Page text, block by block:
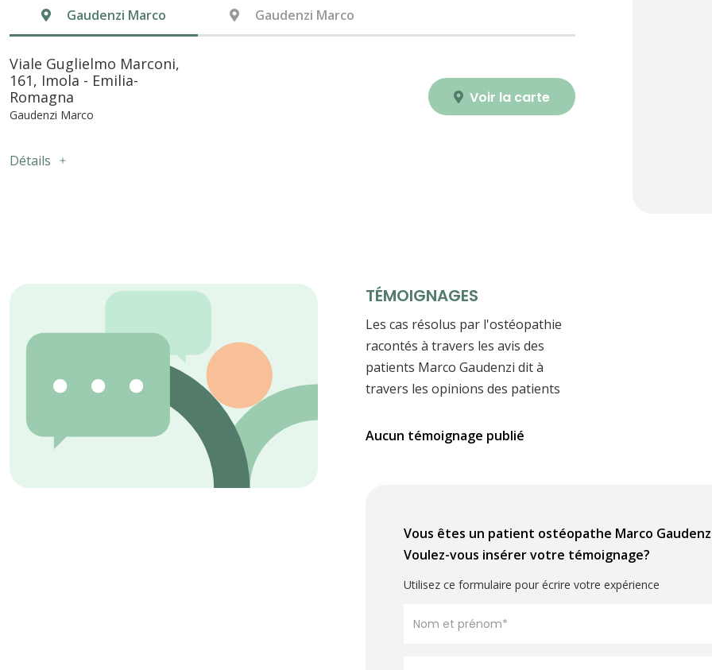
Gaudenzi Marco Gaudenzi Marco
Viale Guglielmo Marconi,
161, Imola - Emilia-
Romagna
Gaudenzi Marco
Voir la carte
Détails
TÉMOIGNAGES
Les cas résolus par l'ostéopathie
racontés à travers les avis des
patients Marco Gaudenzi dit à
travers les opinions des patients
Aucun témoignage publié
Vous êtes un patient ostéopathe Marco
Voulez-vous insérer votre témoignage?
Utilisez ce formulaire pour écrire votre expérience